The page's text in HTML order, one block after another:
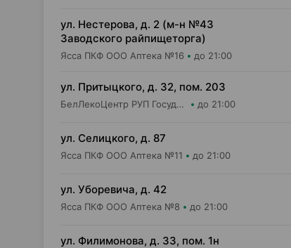
ул. Нестерова, д. 2 (м-н №43
Заводского райпищеторга)
Ясса ПКФ ООО Аптека №16 до 21:00
ул. Притыцкого, д. 32, пом. 203
БелЛекоЦентр РУП Государственная аптека №40 до 21:00
ул. Селицкого, д. 87
Ясса ПКФ ООО Аптека №11 до 21:00
ул. Уборевича, д. 42
Ясса ПКФ ООО Аптека №8 до 21:00
ул. Филимонова, д. 33, пом. 1н